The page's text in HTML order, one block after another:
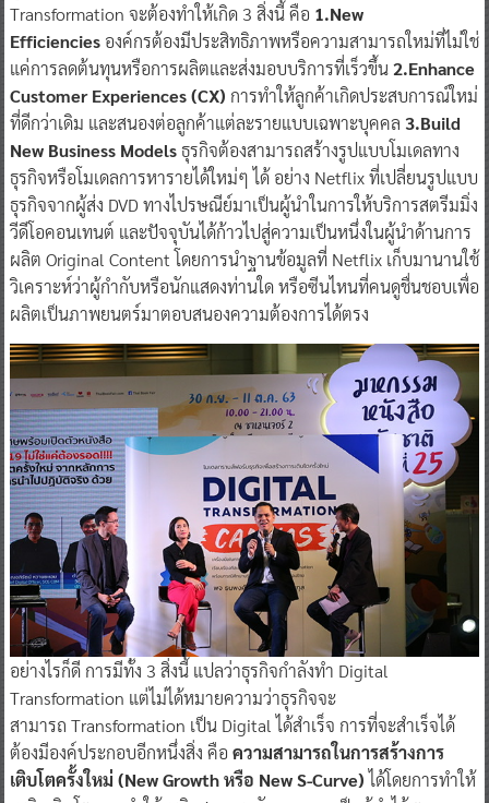
Transformation จะต้องทำให้เกิด 3 สิ่งนี้ คือ 1.New
Efficienciesองค์กรต้องมีประสิทธิภาพหรือความสามารถใหม่ที่ไม่ใช่
แค่การลดต้นทุนหรือการผลิตและส่งมอบบริการที่เร็วขึ้น2.Enhance
Customer Experiences (CX) การทำให้ลูกค้าเกิดประสบการณ์ใหม่
ที่ดีกว่าเดิม และสนองต่อลูกค้าแต่ละรายแบบเฉพาะบุคคล 3.Build
New Business Modelsธุรกิจต้องสามารถสร้างรูปแบบโมเดลทาง
ธุรกิจหรือโมเดลการหารายได้ใหม่ๆ ได้ อย่าง Netflix ที่เปลี่ยนรูปแบบ
ธุรกิจจากผู้ส่ง DVD ทางไปรษณีย์มาเป็นผู้นำในการให้บริการสตรีมมิ่ง
วีดีโอคอนเทนต์ และปัจจุบันได้ก้าวไปสู่ความเป็นหนึ่งในผู้นำด้านการ
ผลิต Original Content โดยการนำฐานข้อมูลที่ Netflix เก็บมานานใช้
วิเคราะห์ว่าผู้กำกับหรือนักแสดงท่านใด หรือซีนไหนที่คนดูชื่นชอบเพื่อ
ผลิตเป็นภาพยนตร์มาตอบสนองความต้องการได้ตรง
​อย่างไรก็ดี การมีทั้ง 3 สิ่งนี้ แปลว่าธุรกิจกำลังทำ Digital
Transformation แต่ไม่ได้หมายความว่าธุรกิจจะ
สามารถ Transformation เป็น Digital ได้สำเร็จ การที่จะสำเร็จได้
ต้องมีองค์ประกอบอีกหนึ่งสิ่ง คือ ความสามารถในการสร้างการ
เติบโตครั้งใหม่ (New Growth หรือ New S-Curve)ได้โดยการทำให้